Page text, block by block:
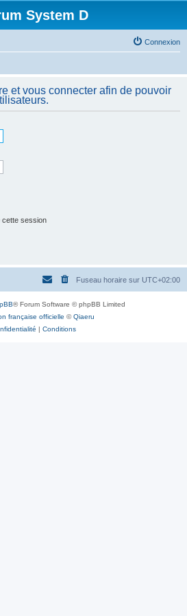
System D
Connexion
et vous connecter afin de pouvoir
cette session
Fuseau horaire sur UTC+02:00
® Forum Software © phpBB Limited
française officielle ©Qiaeru
| Conditions